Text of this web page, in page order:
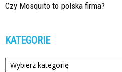
Czy Mosquito to polska firma?
KATEGORIE
Kategorie